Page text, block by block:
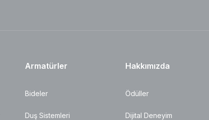
Armatürler
Bideler
Duş Sistemleri
Hakkımızda
Ödüller
Dijital Deneyim